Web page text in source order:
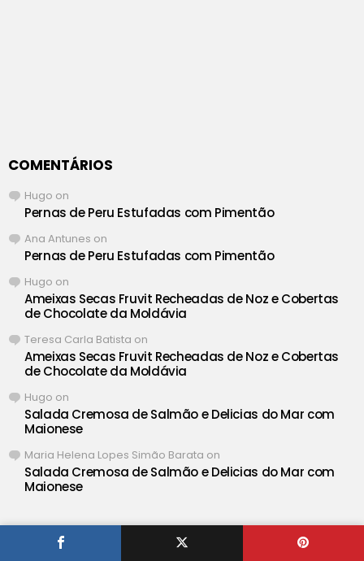
COMENTÁRIOS
Hugo on
Pernas de Peru Estufadas com Pimentão
Ana Antunes on
Pernas de Peru Estufadas com Pimentão
Hugo on
Ameixas Secas Fruvit Recheadas de Noz e Cobertas
de Chocolate da Moldávia
Teresa Carla Batista on
Ameixas Secas Fruvit Recheadas de Noz e Cobertas
de Chocolate da Moldávia
Hugo on
Salada Cremosa de Salmão e Delicias do Mar com
Maionese
Maria Helena Lopes Simão Barata on
Salada Cremosa de Salmão e Delicias do Mar com
Maionese
® Iguaria ❤ Deliciosas Receitas de Portugal •
Definições de